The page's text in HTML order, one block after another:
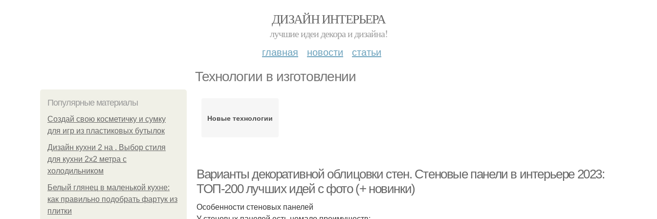
ДИЗАЙН ИНТЕРЬЕРА
лучшие идеи декора и дизайна!
главная новости статьи
Технологии в изготовлении
Популярные материалы
Создай свою косметичку и сумку
для игр из пластиковых бутылок
Дизайн кухни 2 на . Выбор стиля
для кухни 2х2 метра с
холодильником
Белый глянец в маленькой кухне:
как правильно подобрать фартук из
плитки
Новые технологии
Варианты декоративной облицовки стен. Стеновые панели в интерьере 2023:
ТОП-200 лучших идей с фото (+ новинки)
Особенности стеновых панелей